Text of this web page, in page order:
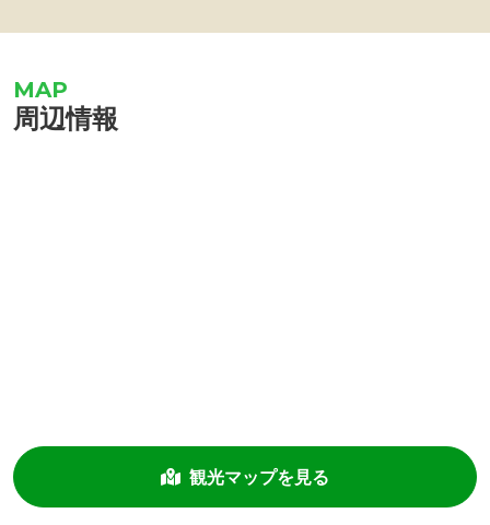
周辺情報
観光マップを見る